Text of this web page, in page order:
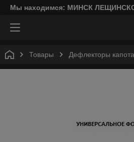
Мы находимся: МИНСК
Товары Дефлекторы капота